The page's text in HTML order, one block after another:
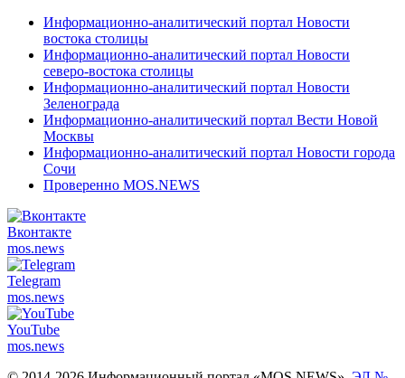
Информационно-аналитический портал Новости
востока столицы
Информационно-аналитический портал Новости
северо-востока столицы
Информационно-аналитический портал Новости
Зеленограда
Информационно-аналитический портал Вести Новой
Москвы
Информационно-аналитический портал Новости города
Сочи
Проверенно MOS.NEWS
Вконтакте
mos.news
Telegram
mos.news
YouTube
mos.news